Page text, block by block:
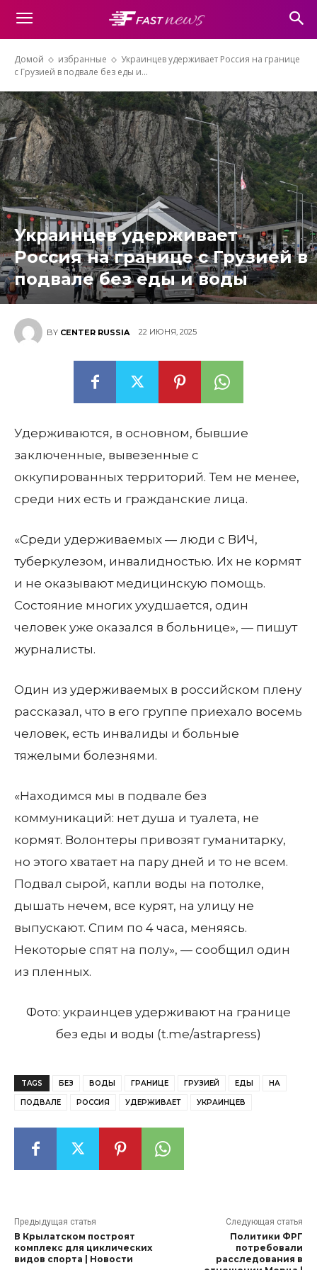
Домой избранные
Украинцев удерживает Россия на границе
с Грузией в подвале без еды и...
Украинцев удерживает
Россия на границе с Грузией в
подвале без еды и воды
BY CENTER RUSSIA 22 ИЮНЯ, 2025
Удерживаются, в основном, бывшие
заключенные, вывезенные с
оккупированных территорий. Тем не менее,
среди них есть и гражданские лица.
«Среди удерживаемых — люди с ВИЧ,
туберкулезом, инвалидностью. Их не кормят
и не оказывают медицинскую помощь.
Состояние многих ухудшается, один
человек уже оказался в больнице», — пишут
журналисты.
Один из удерживаемых в российском плену
рассказал, что в его группе приехало восемь
человек, есть инвалиды и больные
тяжелыми болезнями.
«Находимся мы в подвале без
коммуникаций: нет душа и туалета, не
кормят. Волонтеры привозят гуманитарку,
но этого хватает на пару дней и то не всем.
Подвал сырой, капли воды на потолке,
дышать нечем, все курят, на улицу не
выпускают. Спим по 4 часа, меняясь.
Некоторые спят на полу», — сообщил один
из пленных.
Фото: украинцев удерживают на границе
без еды и воды (t.me/astrapress)
TAGS БЕЗ ВОДЫ ГРАНИЦЕ ГРУЗИЕЙ ЕДЫ НА
ПОДВАЛЕ РОССИЯ УДЕРЖИВАЕТ УКРАИНЦЕВ
Предыдущая статья
В Крылатском построят
комплекс для циклических
видов спорта | Новости
Следующая статья
Политики ФРГ
потребовали
расследования в